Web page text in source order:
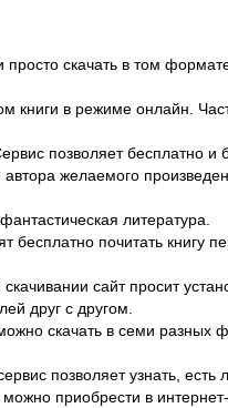
скачать в том
в режиме онлайн.
позволяет бесплатно и
желаемого
литература.
почитать книгу
сайт просит
друг с другом.
скачать в семи разных
позволяет узнать, есть
приобрести в